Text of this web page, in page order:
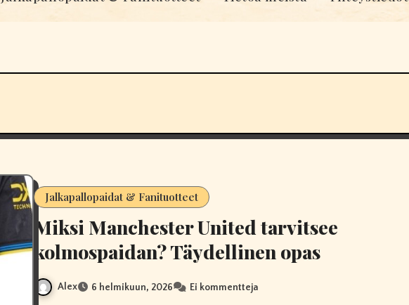
Jalkapallopaidat & Fanituotteet
Miksi Manchester United tarvitsee
kolmospaidan? Täydellinen opas
Alex 6 helmikuun, 2026 Ei kommentteja